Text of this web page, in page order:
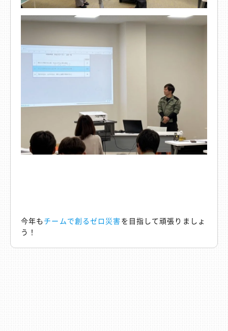
今年もチームで創るゼロ災害を目指して頑張りましょ
う！